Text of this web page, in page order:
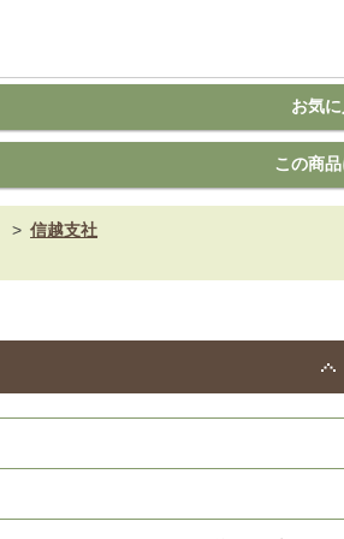
> 信越支社